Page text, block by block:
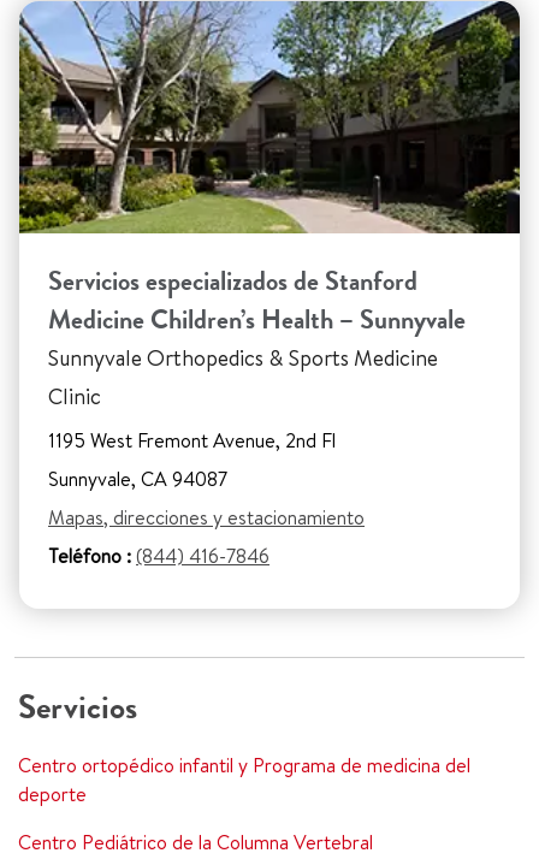
Servicios especializados de Stanford
Medicine Children’s Health – Sunnyvale
Sunnyvale Orthopedics & Sports Medicine
Clinic
1195 West Fremont Avenue, 2nd Fl
Sunnyvale, CA 94087
Mapas, direcciones y estacionamiento
Teléfono :(844) 416-7846
Servicios
Centro ortopédico infantil y Programa de medicina del
deporte
Centro Pediátrico de la Columna Vertebral